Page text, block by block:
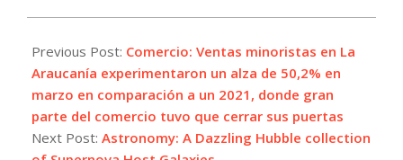
05-
19
Previous Post: Comercio: Ventas minoristas en La
Araucanía experimentaron un alza de 50,2% en
marzo en comparación a un 2021, donde gran
parte del comercio tuvo que cerrar sus puertas
Next Post: Astronomy: A Dazzling Hubble collection